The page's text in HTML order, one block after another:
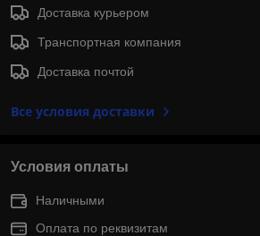
Доставка курьером
Транспортная компания
Доставка почтой
Все условия доставки
Условия оплаты
Наличными
Оплата по реквизитам